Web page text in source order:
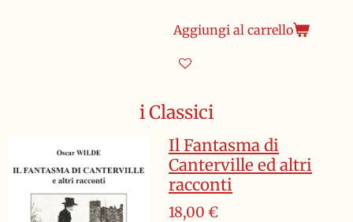
Aggiungi al carrello
i Classici
Il Fantasma di
Canterville ed altri
racconti
18,00 €